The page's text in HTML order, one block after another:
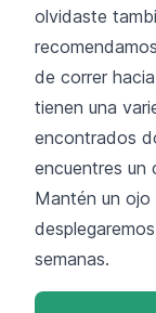
olvidaste
de correr
tienen una
encontrados
encuentres un
Mantén un ojo
semanas.